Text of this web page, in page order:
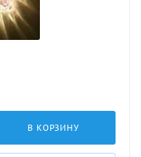
В КОРЗИНУ